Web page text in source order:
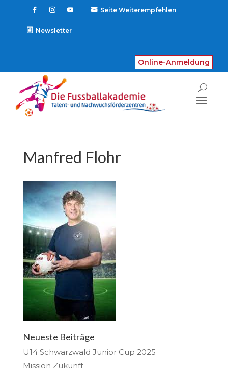
Seite Weiterempfehlen
Newsletter
Online-Anmeldung
Manfred Flohr
Neueste Beiträge
U14 Schwarzwald Junior Cup 2025
Mission Zukunft